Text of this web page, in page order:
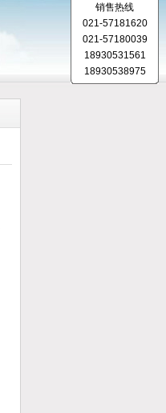
销售热线
021-57181620
021-57180039
18930531561
18930538975